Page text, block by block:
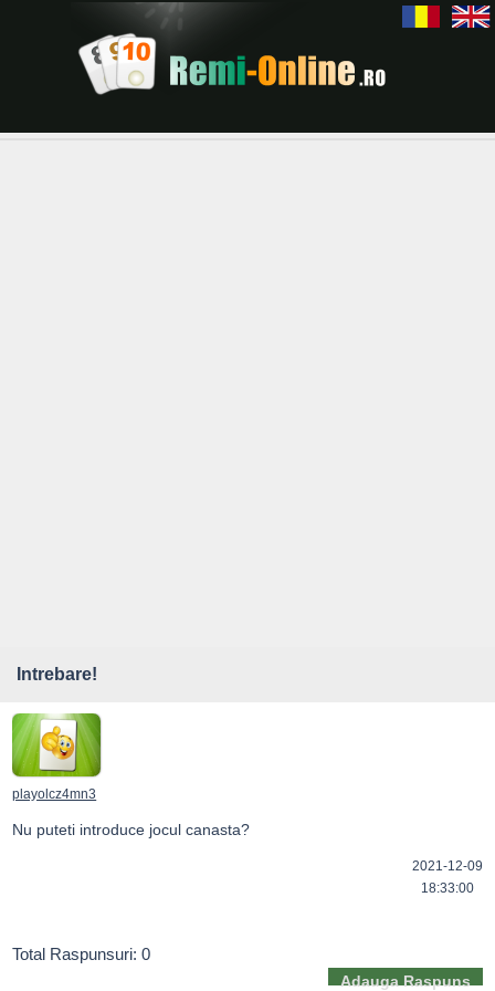
Intrebare!
playolcz4mn3
Nu puteti introduce jocul canasta?
2021-12-09
18:33:00
Total Raspunsuri: 0
Adauga Raspuns